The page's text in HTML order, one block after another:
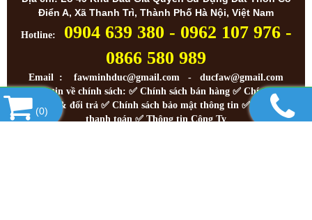
Điển A, Xã Thanh Trì, Thành Phố Hà Nội, Việt Nam
Hotline: 0904 639 380 - 0962 107 976 -
0866 580 989
Email : fawminhduc@gmail.com - ducfaw@gmail.com
Thông tin về chính sách: ✅ Chính sách bán hàng✅ Chính sách
bảo hành & đổi trả ✅ Chính sách bảo mật thông tin ✅
Hình thức
thanh toán✅Thông tin Công Ty
(0)